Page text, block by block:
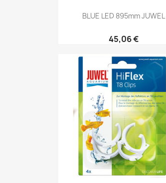
 Aperçu rapide
BLUE LED 895mm JUWEL
45,06 €